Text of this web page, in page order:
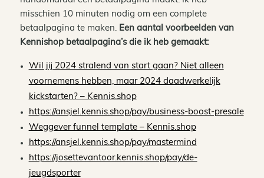
misschien 10 minuten nodig om een complete
betaalpagina te maken. Een aantal voorbeelden van
Kennishop betaalpagina’s die ik heb gemaakt:
Wil jij 2024 stralend van start gaan? Niet alleen
voornemens hebben, maar 2024 daadwerkelijk
kickstarten? – Kennis.shop
https://ansjel.kennis.shop/pay/business-boost-presale
Weggever funnel template – Kennis.shop
https://ansjel.kennis.shop/pay/mastermind
https://josettevantoor.kennis.shop/pay/de-
jeugdsporter